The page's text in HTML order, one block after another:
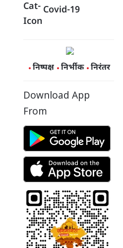
Covid-19
निष्पक्ष निर्भीक निरंतर
Download App
From